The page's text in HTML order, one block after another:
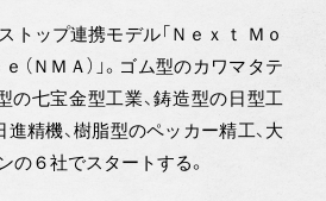
トップ連携モデル「Ｎｅｘｔ Ｍｏ
（ＮＭＡ）」。ゴム型のカワマタテ
の七宝金型工業、鋳造型の日型工
進精機、樹脂型のペッカー精工、大
の６社でスタートする。